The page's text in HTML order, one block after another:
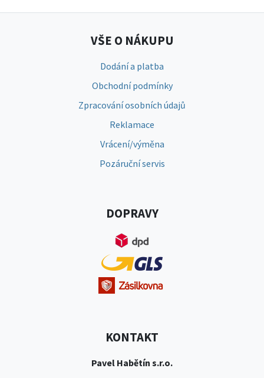
VŠE O NÁKUPU
Dodání a platba
Obchodní podmínky
Zpracování osobních údajů
Reklamace
Vrácení/výměna
Pozáruční servis
DOPRAVY
KONTAKT
Pavel Habětín s.r.o.